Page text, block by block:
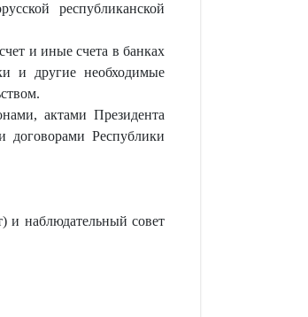
республиканской
и иные счета в банках
и другие необходимые
актами Президента
договорами Республики
и наблюдательный совет